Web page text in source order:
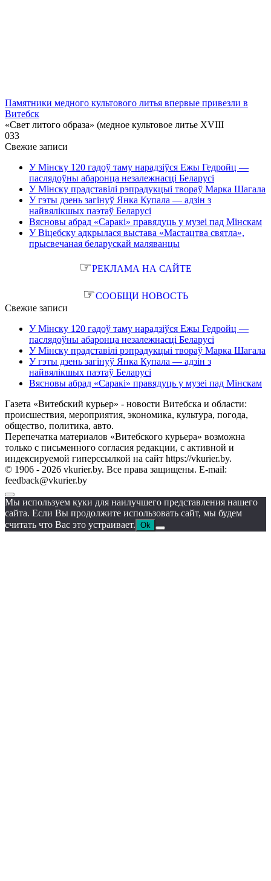
Памятники медного культового литья впервые привезли в
Витебск
«Свет литого образа» (медное культовое литье XVIII
033
Свежие записи
У Мінску 120 гадоў таму нарадзіўся Ежы Гедройц —
паслядоўны абаронца незалежнасці Беларусі
У Мінску прадставілі рэпрадукцыі твораў Марка Шагала
У гэты дзень загінуў Янка Купала — адзін з
найвялікшых паэтаў Беларусі
Вясновы абрад «Саракі» правядуць у музеі пад Мінскам
У Віцебску адкрылася выстава «Мастацтва святла»,
прысвечаная беларускай маляванцы
☞РЕКЛАМА НА САЙТЕ
☞СООБЩИ НОВОСТЬ
Свежие записи
У Мінску 120 гадоў таму нарадзіўся Ежы Гедройц —
паслядоўны абаронца незалежнасці Беларусі
У Мінску прадставілі рэпрадукцыі твораў Марка Шагала
У гэты дзень загінуў Янка Купала — адзін з
найвялікшых паэтаў Беларусі
Вясновы абрад «Саракі» правядуць у музеі пад Мінскам
Газета «Витебский курьер» - новости Витебска и области:
происшествия, мероприятия, экономика, культура, погода,
общество, политика, авто.
Перепечатка материалов «Витебского курьера» возможна
только с письменного согласия редакции, с активной и
индексируемой гиперссылкой на сайт https://vkurier.by.
© 1906 - 2026 vkurier.by. Все права защищены. E-mail:
feedback@vkurier.by
Мы используем куки для наилучшего представления нашего
сайта. Если Вы продолжите использовать сайт, мы будем
считать что Вас это устраивает. Ok